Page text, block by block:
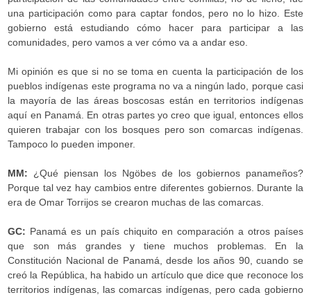
una participación como para captar fondos, pero no lo hizo. Este
gobierno está estudiando cómo hacer para participar a las
comunidades, pero vamos a ver cómo va a andar eso.
Mi opinión es que si no se toma en cuenta la participación de los
pueblos indígenas este programa no va a ningún lado, porque casi
la mayoría de las áreas boscosas están en territorios indígenas
aquí en Panamá. En otras partes yo creo que igual, entonces ellos
quieren trabajar con los bosques pero son comarcas indígenas.
Tampoco lo pueden imponer.
MM: ¿Qué piensan los Ngöbes de los gobiernos panameños?
Porque tal vez hay cambios entre diferentes gobiernos. Durante la
era de Omar Torrijos se crearon muchas de las comarcas.
GC: Panamá es un país chiquito en comparación a otros países
que son más grandes y tiene muchos problemas. En la
Constitución Nacional de Panamá, desde los años 90, cuando se
creó la República, ha habido un artículo que dice que reconoce los
territorios indígenas, las comarcas indígenas, pero cada gobierno